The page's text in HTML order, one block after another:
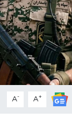
A- A+